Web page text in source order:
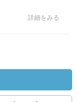
詳細をみる